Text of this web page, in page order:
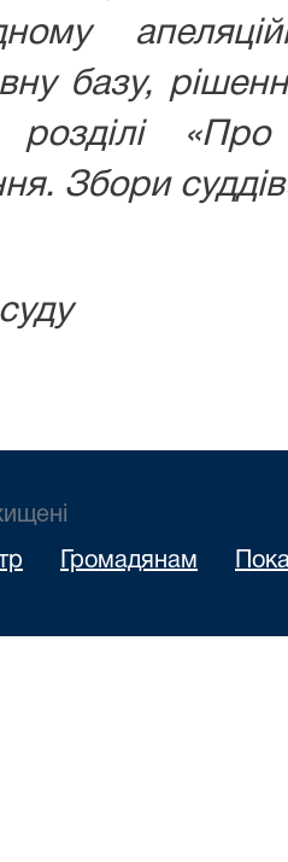
базу,
розділі
Збори
Громадянам